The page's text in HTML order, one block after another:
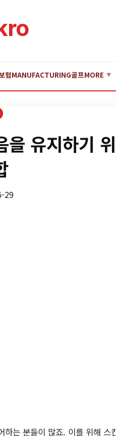
험MANUFACTURING골프MORE ▼
유지하기
29
는 분들이 많죠. 이를 위해 스